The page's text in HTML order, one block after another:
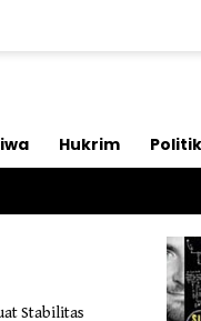
Hukrim Politik